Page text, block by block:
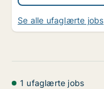
Se alle ufaglærte jobs
1 ufaglærte jobs